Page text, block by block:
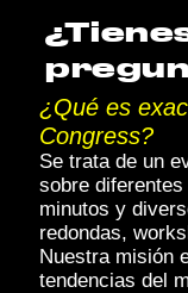
¿Qué es
Congress?
Se trata de un
sobre
minutos y
redondas,
Nuestra misión
tendencias del